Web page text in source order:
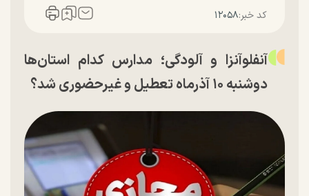
کد خبر:۱۲۰۵۸
آنفلوآنزا و آلودگی؛ مدارس کدام استان‌ها
دوشنبه ۱۰ آذرماه تعطیل و غیرحضوری شد؟